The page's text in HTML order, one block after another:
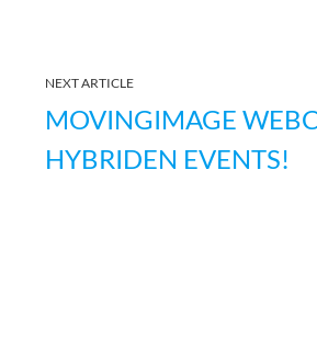
NEXT ARTICLE
MOVINGIMAGE
HYBRIDEN EVENTS!